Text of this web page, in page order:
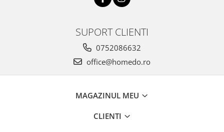
SUPORT CLIENTI
0752086632
office@homedo.ro
MAGAZINUL MEU
CLIENTI